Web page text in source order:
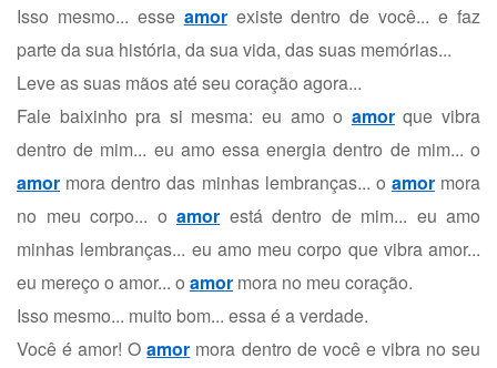
Isso mesmo... esse amorexiste dentro de você... e faz
parte da sua história, da sua vida, das suas memórias...
Leve as suas mãos até seu coração agora...
Fale baixinho pra si mesma: eu amo o amorque vibra
dentro de mim... eu amo essa energia dentro de mim... o
amor mora dentro das minhas lembranças... o amormora
no meu corpo... o amor está dentro de mim... eu amo
minhas lembranças... eu amo meu corpo que vibra amor...
eu mereço o amor... o amor mora no meu coração.
Isso mesmo... muito bom... essa é a verdade.
Você é amor! Oamor mora dentro de você e vibra no seu